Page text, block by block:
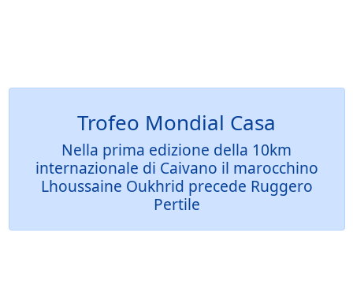
Trofeo Mondial Casa
Nella prima edizione della 10km
internazionale di Caivano il marocchino
Lhoussaine Oukhrid precede Ruggero
Pertile